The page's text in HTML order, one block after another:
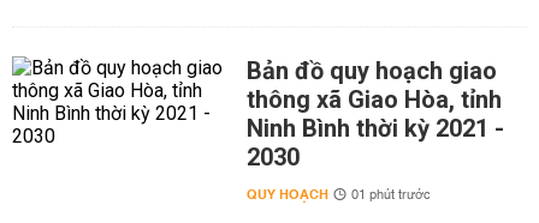
Bản đồ quy hoạch giao
thông xã Giao Hòa, tỉnh
Ninh Bình thời kỳ 2021 -
2030
QUY HOẠCH 01 phút trước